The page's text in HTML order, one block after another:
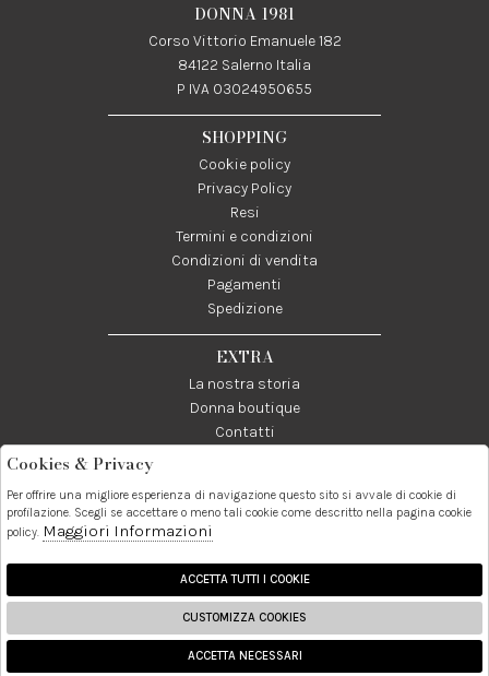
DONNA 1981
Corso Vittorio Emanuele 182
84122 Salerno Italia
P IVA 03024950655
SHOPPING
Cookie policy
Privacy Policy
Resi
Termini e condizioni
Condizioni di vendita
Pagamenti
Spedizione
EXTRA
La nostra storia
Donna boutique
Contatti
Telefono:
089237858
Whatsapp:
3338855601
Contatti:
info@donna1981.it
2026 Donna S.r.l. - P.iva :
Cookies & Privacy
Per offrire una migliore esperienza di navigazione questo sito si avvale di cookie di
profilazione. Scegli se accettare o meno tali cookie come descritto nella pagina cookie
policy. Maggiori Informazioni
ACCETTA TUTTI I COOKIE
CUSTOMIZZA COOKIES
ACCETTA NECESSARI